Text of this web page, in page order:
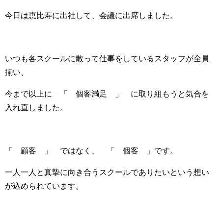
今日は恵比寿に出社して、会議に出席しました。
いつも各スクールに散って仕事をしているスタッフが全員
揃い、
今まで以上に 「 個客満足 」 に取り組もうと気合を
入れ直しました。
「 顧客 」 ではなく、 「 個客 」です。
一人一人と真摯に向き合うスクールでありたいという想い
が込められています。